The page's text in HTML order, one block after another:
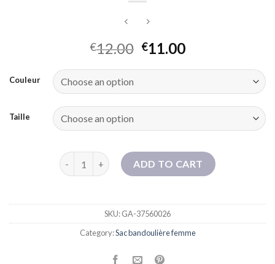
€12.00 €11.00
Couleur
Taille
Sac à main rétro pour les femmes 2025 Été
ADD TO CART
SKU:GA-37560026
Category:Sac bandoulière femme